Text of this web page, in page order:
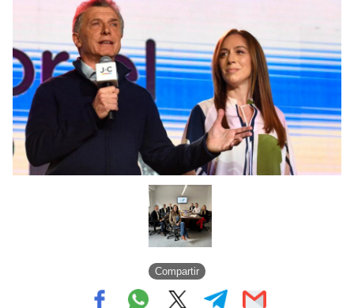
Compartir